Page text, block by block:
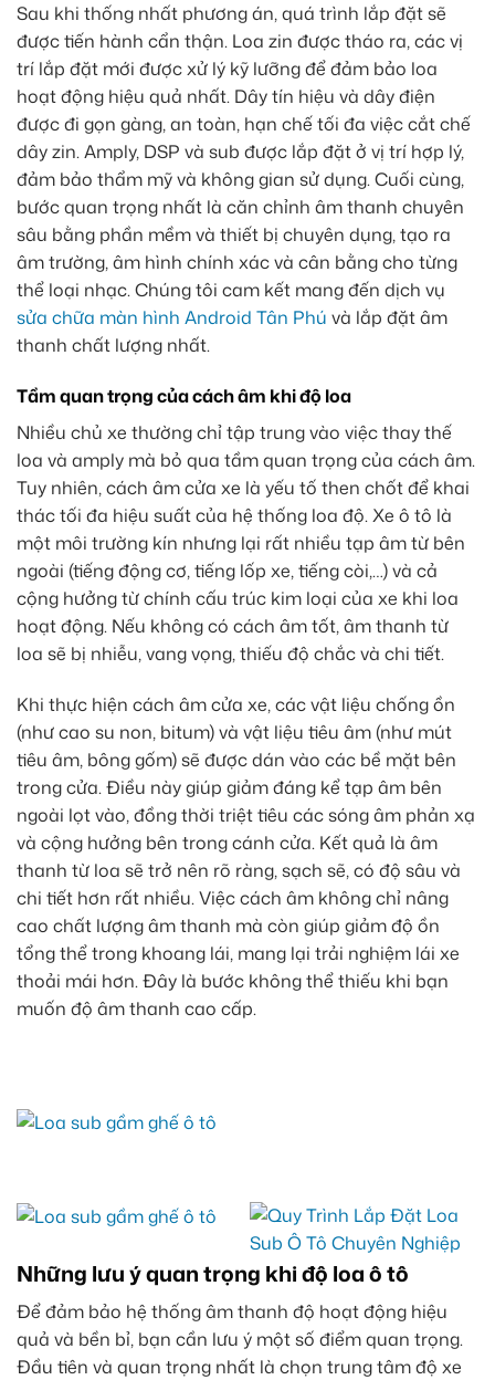
Sau khi thống nhất phương án, quá trình lắp đặt sẽ
được tiến hành cẩn thận. Loa zin được tháo ra, các vị
trí lắp đặt mới được xử lý kỹ lưỡng để đảm bảo loa
hoạt động hiệu quả nhất. Dây tín hiệu và dây điện
được đi gọn gàng, an toàn, hạn chế tối đa việc cắt chế
dây zin. Amply, DSP và sub được lắp đặt ở vị trí hợp lý,
đảm bảo thẩm mỹ và không gian sử dụng. Cuối cùng,
bước quan trọng nhất là căn chỉnh âm thanh chuyên
sâu bằng phần mềm và thiết bị chuyên dụng, tạo ra
âm trường, âm hình chính xác và cân bằng cho từng
thể loại nhạc. Chúng tôi cam kết mang đến dịch vụ
sửa chữa màn hình Android Tân Phú và lắp đặt âm
thanh chất lượng nhất.
Tầm quan trọng của cách âm khi độ loa
Nhiều chủ xe thường chỉ tập trung vào việc thay thế
loa và amply mà bỏ qua tầm quan trọng của cách âm.
Tuy nhiên, cách âm cửa xe là yếu tố then chốt để khai
thác tối đa hiệu suất của hệ thống loa độ. Xe ô tô là
một môi trường kín nhưng lại rất nhiều tạp âm từ bên
ngoài (tiếng động cơ, tiếng lốp xe, tiếng còi,…) và cả
cộng hưởng từ chính cấu trúc kim loại của xe khi loa
hoạt động. Nếu không có cách âm tốt, âm thanh từ
loa sẽ bị nhiễu, vang vọng, thiếu độ chắc và chi tiết.
Khi thực hiện cách âm cửa xe, các vật liệu chống ồn
(như cao su non, bitum) và vật liệu tiêu âm (như mút
tiêu âm, bông gốm) sẽ được dán vào các bề mặt bên
trong cửa. Điều này giúp giảm đáng kể tạp âm bên
ngoài lọt vào, đồng thời triệt tiêu các sóng âm phản xạ
và cộng hưởng bên trong cánh cửa. Kết quả là âm
thanh từ loa sẽ trở nên rõ ràng, sạch sẽ, có độ sâu và
chi tiết hơn rất nhiều. Việc cách âm không chỉ nâng
cao chất lượng âm thanh mà còn giúp giảm độ ồn
tổng thể trong khoang lái, mang lại trải nghiệm lái xe
thoải mái hơn. Đây là bước không thể thiếu khi bạn
muốn độ âm thanh cao cấp.
Những lưu ý quan trọng khi độ loa ô tô
Để đảm bảo hệ thống âm thanh độ hoạt động hiệu
quả và bền bỉ, bạn cần lưu ý một số điểm quan trọng.
Đầu tiên và quan trọng nhất là chọn trung tâm độ xe